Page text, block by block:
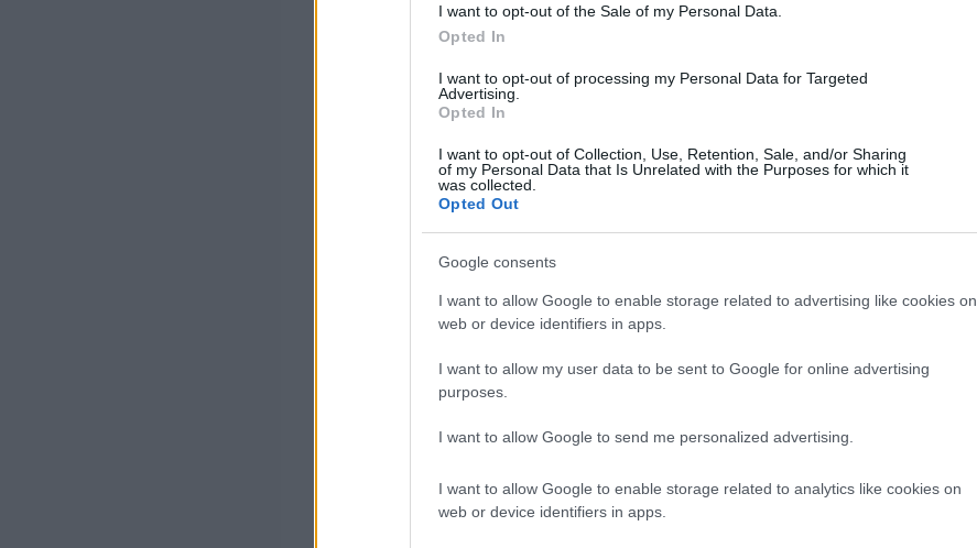
I want to opt-out of the Sale of my Personal Data.
Opted In
I want to opt-out of processing my Personal Data for Targeted
Advertising.
Opted In
I want to opt-out of Collection, Use, Retention, Sale, and/or Sharing
of my Personal Data that Is Unrelated with the Purposes for which it
was collected.
Opted Out
Google consents
I want to allow Google to enable storage related to advertising like cookies on
web or device identifiers in apps.
I want to allow my user data to be sent to Google for online advertising
purposes.
I want to allow Google to send me personalized advertising.
I want to allow Google to enable storage related to analytics like cookies on
web or device identifiers in apps.